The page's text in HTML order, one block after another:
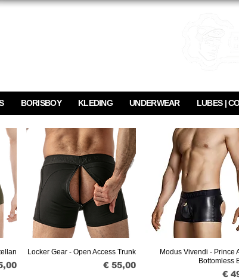
BORISBOY KLEDING UNDERWEAR LUBES |
Snel overzicht
Locker Gear - Open Access Trunk
Prijs
€ 55,00
Snel overzicht
Modus Vivendi - Prince
Bottomless
€